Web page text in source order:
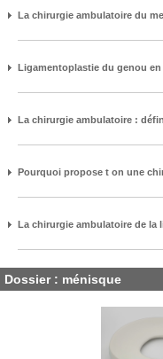
La chirurgie ambulatoire du
Ligamentoplastie du genou
La chirurgie ambulatoire :
Pourquoi propose t on une
La chirurgie ambulatoire de
Dossier : ménisque